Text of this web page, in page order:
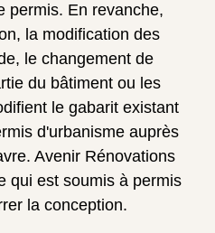
permis. En revanche,
la modification des
le changement de
du bâtiment ou les
le gabarit existant
d'urbanisme auprès
Avenir Rénovations
qui est soumis à permis
la conception.